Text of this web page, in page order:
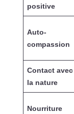
positive
Auto-
compassion
Contact avec
la nature
Nourriture